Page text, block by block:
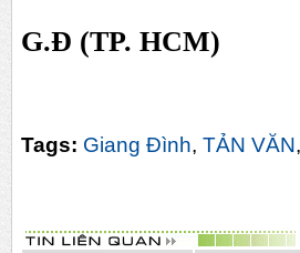
G.Đ (TP. HCM)
Tags: Giang Đình, TẢN VĂN,